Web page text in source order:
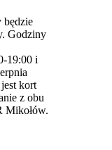
będzie
Godziny
19:00 i
kort
z obu
Mikołów.